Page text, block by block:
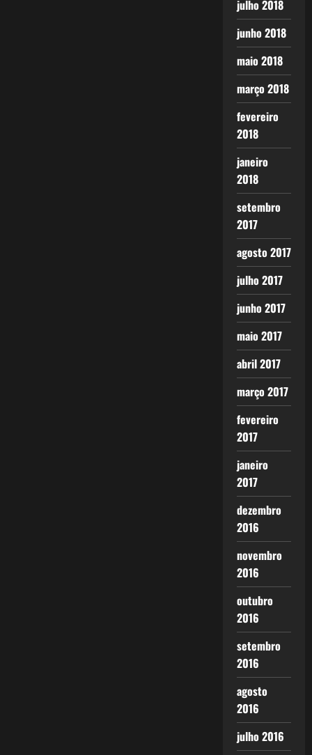
julho 2018
junho 2018
maio 2018
março 2018
fevereiro
2018
janeiro
2018
setembro
2017
agosto 2017
julho 2017
junho 2017
maio 2017
abril 2017
março 2017
fevereiro
2017
janeiro
2017
dezembro
2016
novembro
2016
outubro
2016
setembro
2016
agosto
2016
julho 2016